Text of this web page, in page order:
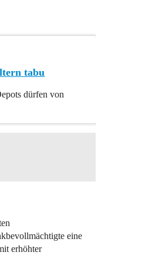
tabu
dürfen von
eine
erhöhter